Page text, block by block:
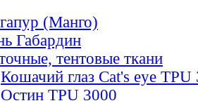
(Манго)
Габардин
тентовые ткани
Кошачий глаз Cat's eye TPU
Остин TPU 3000